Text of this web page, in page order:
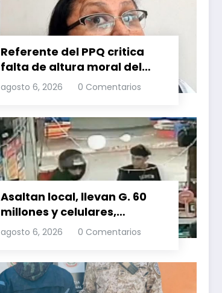
Referente del PPQ critica
falta de altura moral del
PLRA al aliarse con
corruptos
agosto 6, 2026 0 Comentarios
Asaltan local, llevan G. 60
millones y celulares,
recuperan dos celulares
mediante rastreo y
agosto 6, 2026 0 Comentarios